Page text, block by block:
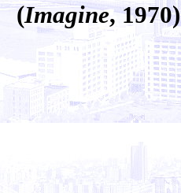
(Imagine, 1970)